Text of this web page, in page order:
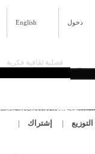
English دخول
فصلية ثقافية فكرية
إشتراك